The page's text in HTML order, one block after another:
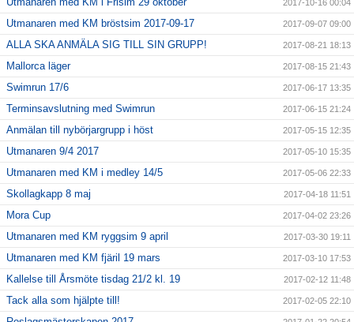
2017-10-16 00:04
Utmanaren med KM bröstsim 2017-09-17 2017-09-07 09:00
ALLA SKA ANMÄLA SIG TILL SIN GRUPP! 2017-08-21 18:13
Mallorca läger 2017-08-15 21:43
Swimrun 17/6 2017-06-17 13:35
Terminsavslutning med Swimrun 2017-06-15 21:24
Anmälan till nybörjargrupp i höst 2017-05-15 12:35
Utmanaren 9/4 2017 2017-05-10 15:35
Utmanaren med KM i medley 14/5 2017-05-06 22:33
Skollagkapp 8 maj 2017-04-18 11:51
Mora Cup 2017-04-02 23:26
Utmanaren med KM ryggsim 9 april 2017-03-30 19:11
Utmanaren med KM fjäril 19 mars 2017-03-10 17:53
Kallelse till Årsmöte tisdag 21/2 kl. 19 2017-02-12 11:48
Tack alla som hjälpte till! 2017-02-05 22:10